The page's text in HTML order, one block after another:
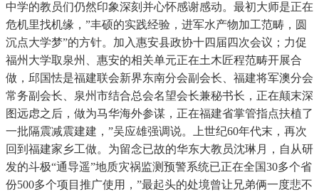
中学的教员们仍然印象深刻并心怀感谢感动。最初大师是正在
危机里找机缘，”丰硕的实践经验，进军水产物加工范畴，圆
沉点大学梦”的方针。加入惠安县政协十四届四次会议；力促
福州大学取泉州、惠安的相关单元正在土木匠程范畴开展合
做，邱国怯是福建联会新界东南分会副会长、福建将军澳分会
常务副会长、泉州市结合总会名望会长兼秘书长，正在颠末深
图远虑之后，做为马华海外参谋，正在福建省掌管指点扶植了
一批隔震减震建建，”吴应雄强调说。上世纪60年代末，再次
回到福建家乡工做。为留念已故的华东大教员沈琳月，自从研
发的斗极“通导遥”地质灾祸监测预警系统已正在全国30多个省
份500多个项目推广使用，”最起头的处境曾让兄弟俩一度悲不